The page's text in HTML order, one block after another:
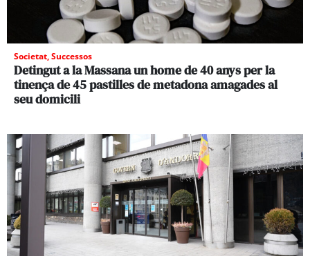
Societat,Successos
Detingut a la Massana un home de 40 anys per la
tinença de 45 pastilles de metadona amagades al
seu domicili